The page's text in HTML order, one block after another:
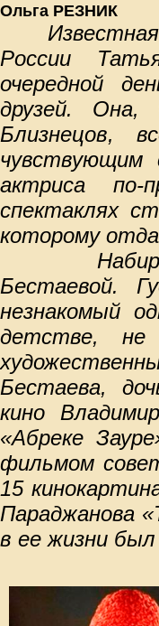
Ольга РЕЗНИК
России
очередной
друзей. Она,
Близнецов,
чувствующим
актриса по-
спектаклях
которому
Набираю
Бестаевой.
незнакомый
детстве, не
Бестаева,
кино
«Абреке
фильмом
15
Параджанова
в ее жизни